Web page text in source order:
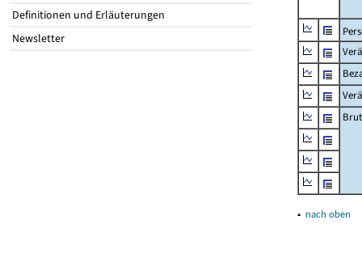
Definitionen und Erläuterungen
Newsletter
▴ nach oben